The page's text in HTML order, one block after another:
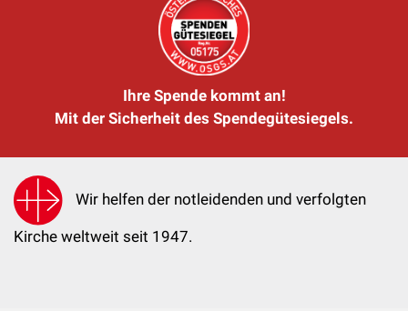
Ihre Spende kommt an!
Mit der Sicherheit des Spendegütesiegels.
Wir helfen der notleidenden und verfolgten
Kirche weltweit seit 1947.